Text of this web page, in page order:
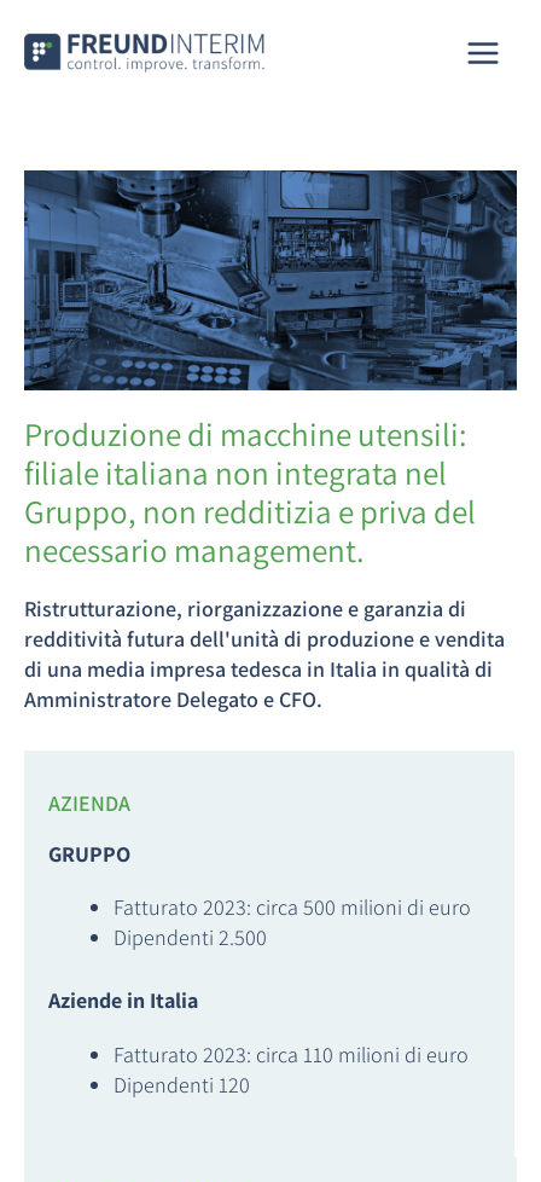
contenuto
Produzione di macchine utensili:
filiale italiana non integrata nel
Gruppo, non redditizia e priva del
necessario management.
Ristrutturazione, riorganizzazione e garanzia di
redditività futura dell'unità di produzione e vendita
di una media impresa tedesca in Italia in qualità di
Amministratore Delegato e CFO.
AZIENDA
GRUPPO
Fatturato 2023: circa 500 milioni di euro
Dipendenti 2.500
Aziende in Italia
Fatturato 2023: circa 110 milioni di euro
Dipendenti 120